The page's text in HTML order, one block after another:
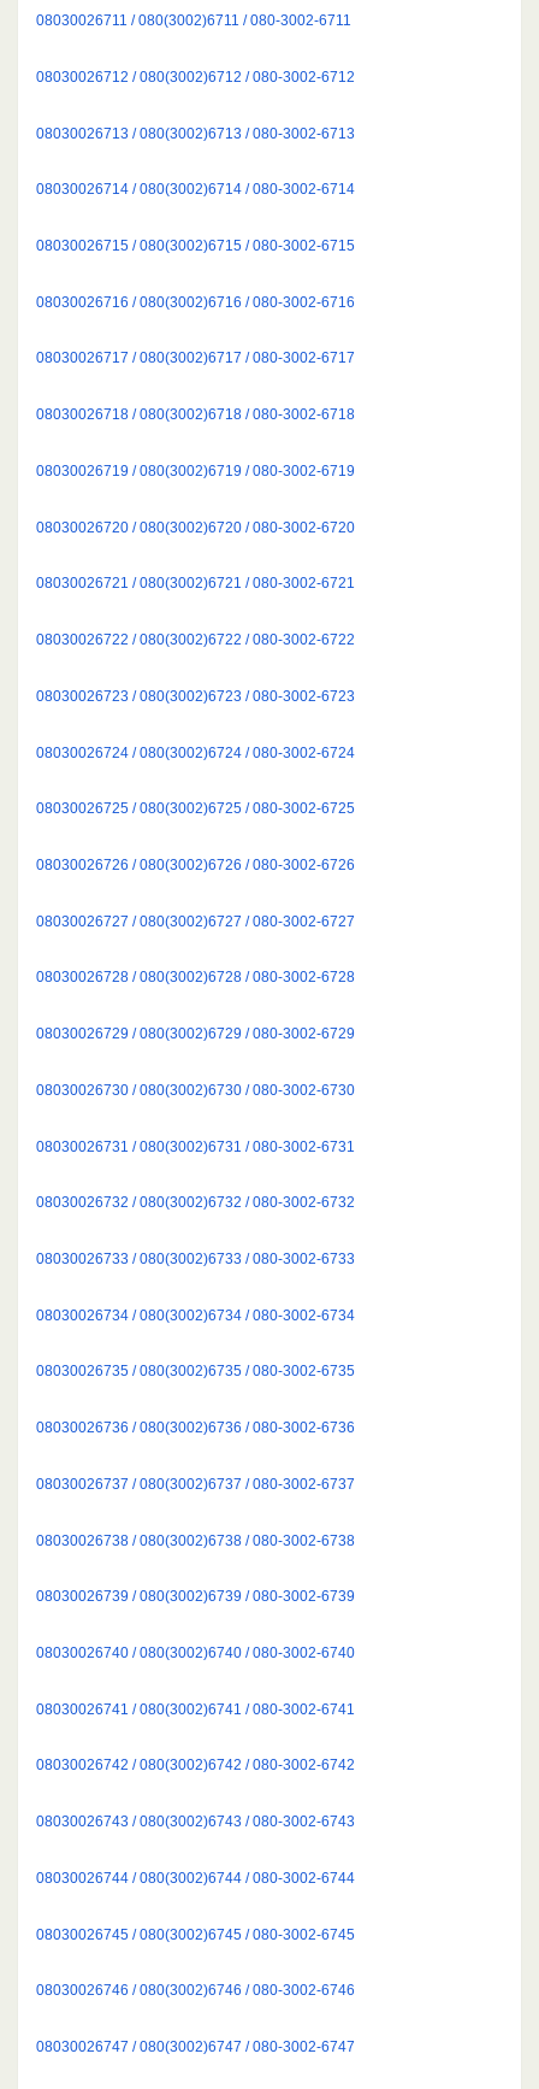
08030026711 / 080(3002)6711 / 080-3002-6711
08030026712 / 080(3002)6712 / 080-3002-6712
08030026713 / 080(3002)6713 / 080-3002-6713
08030026714 / 080(3002)6714 / 080-3002-6714
08030026715 / 080(3002)6715 / 080-3002-6715
08030026716 / 080(3002)6716 / 080-3002-6716
08030026717 / 080(3002)6717 / 080-3002-6717
08030026718 / 080(3002)6718 / 080-3002-6718
08030026719 / 080(3002)6719 / 080-3002-6719
08030026720 / 080(3002)6720 / 080-3002-6720
08030026721 / 080(3002)6721 / 080-3002-6721
08030026722 / 080(3002)6722 / 080-3002-6722
08030026723 / 080(3002)6723 / 080-3002-6723
08030026724 / 080(3002)6724 / 080-3002-6724
08030026725 / 080(3002)6725 / 080-3002-6725
08030026726 / 080(3002)6726 / 080-3002-6726
08030026727 / 080(3002)6727 / 080-3002-6727
08030026728 / 080(3002)6728 / 080-3002-6728
08030026729 / 080(3002)6729 / 080-3002-6729
08030026730 / 080(3002)6730 / 080-3002-6730
08030026731 / 080(3002)6731 / 080-3002-6731
08030026732 / 080(3002)6732 / 080-3002-6732
08030026733 / 080(3002)6733 / 080-3002-6733
08030026734 / 080(3002)6734 / 080-3002-6734
08030026735 / 080(3002)6735 / 080-3002-6735
08030026736 / 080(3002)6736 / 080-3002-6736
08030026737 / 080(3002)6737 / 080-3002-6737
08030026738 / 080(3002)6738 / 080-3002-6738
08030026739 / 080(3002)6739 / 080-3002-6739
08030026740 / 080(3002)6740 / 080-3002-6740
08030026741 / 080(3002)6741 / 080-3002-6741
08030026742 / 080(3002)6742 / 080-3002-6742
08030026743 / 080(3002)6743 / 080-3002-6743
08030026744 / 080(3002)6744 / 080-3002-6744
08030026745 / 080(3002)6745 / 080-3002-6745
08030026746 / 080(3002)6746 / 080-3002-6746
08030026747 / 080(3002)6747 / 080-3002-6747